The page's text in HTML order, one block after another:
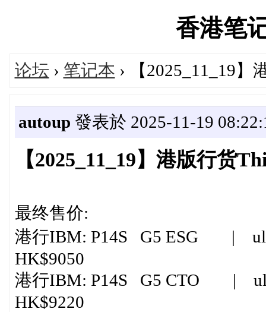
香港笔
论坛 › 笔记本 › 【2025_11_19
autoup 發表於 2025-11-19
【2025_11_19】港版行货
最终售价:
港行IBM: P14S G5 ESG |
HK$9050
港行IBM: P14S G5 CTO |
HK$9220